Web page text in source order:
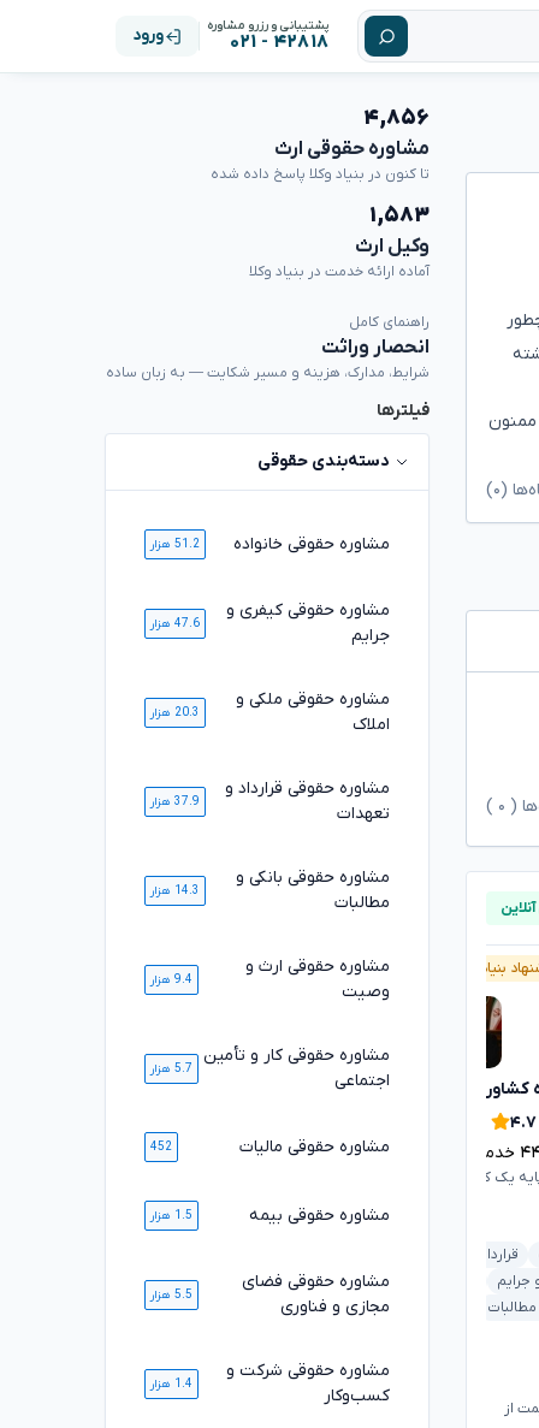
پشتیبانی و رزرو مشاوره
۴۲۸۱۸ - ۰۲۱ ورود
چطور
(۰)
( ۰
بنیاد وکلا
کشاورزی تایید شده
۴.۷
خدمت ارائه شده موفق
یک کانون وکلای دادگستری
قرارداد و تعهدات
جرایم
خودرو و حمل‌ونقل
از
تومان
۵۹۸,۰۰۰تومان
پیشنهاد بنیاد وکلا
مژگان موفقی
۱۶۸۹
خدمت ارائه شده موفق
ثبت اسناد و املاک
قرارداد و تعهدات
بانکی و مطالبات
۱,۰۶۰,۰۰۰
۸۷۹,۰۰۰
۴,۸۵۶
مشاوره حقوقی ارث
تا کنون در بنیاد وکلا پاسخ داده شده
۱,۵۸۳
وکیل ارث
آماده ارائه خدمت در بنیاد وکلا
راهنمای کامل
انحصار وراثت
شرایط، مدارک، هزینه و مسیر شکایت — به زبان ساده
فیلترها
دسته‌بندی حقوقی
مشاوره حقوقی خانواده 51.2 هزار
مشاوره حقوقی کیفری و
جرایم
47.6 هزار
مشاوره حقوقی ملکی و
املاک
20.3 هزار
مشاوره حقوقی قرارداد و
تعهدات
37.9 هزار
مشاوره حقوقی بانکی و
مطالبات
14.3 هزار
مشاوره حقوقی ارث و
وصیت
9.4 هزار
مشاوره حقوقی کار و تأمین
اجتماعی
5.7 هزار
مشاوره حقوقی مالیات 452
مشاوره حقوقی بیمه 1.5 هزار
مشاوره حقوقی فضای
مجازی و فناوری
5.5 هزار
مشاوره حقوقی شرکت و
کسب‌وکار
1.4 هزار